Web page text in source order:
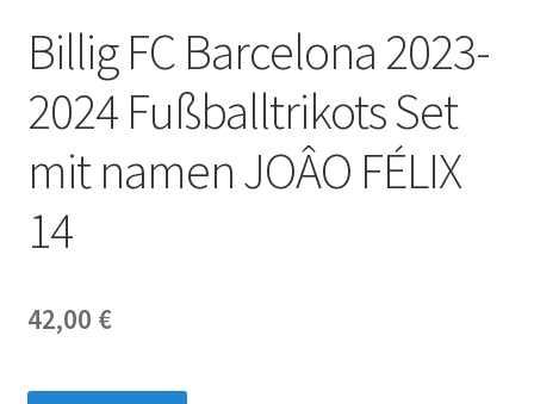
Shop
Billig FC Barcelona 2023-
2024 Fußballtrikots Set
mit namen JOÂO FÉLIX
14
42,00 €